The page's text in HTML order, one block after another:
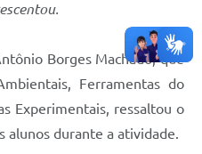
Borges Machado, que
Ferramentas do
Experimentais, ressaltou o
alunos durante a atividade.